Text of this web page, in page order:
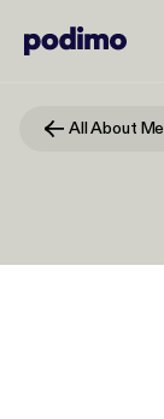
All About Me